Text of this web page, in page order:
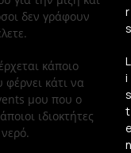
δεν γράφουν
κάποιο
κάτι να
μου που ο
ιδιοκτήτες
r
s
L
i
s
t
n